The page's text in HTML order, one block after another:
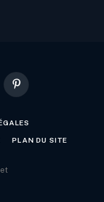
Pinterest
PLAN DU SITE